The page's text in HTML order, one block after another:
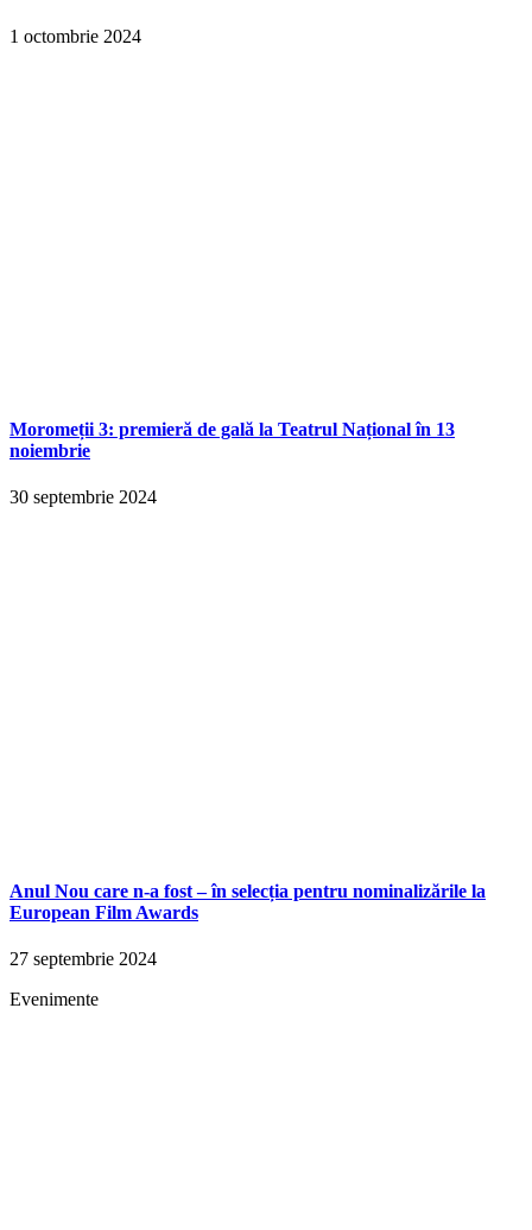
1 octombrie 2024
Moromeții 3: premieră de gală la Teatrul Național în 13
noiembrie
30 septembrie 2024
Anul Nou care n-a fost – în selecția pentru nominalizările la
European Film Awards
27 septembrie 2024
Evenimente